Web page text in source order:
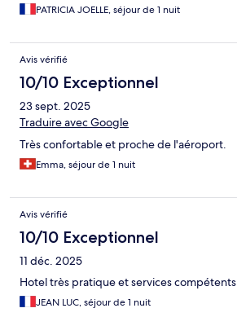
PATRICIA JOELLE, séjour de 1 nuit
Avis vérifié
10/10 Exceptionnel
23 sept. 2025
Traduire avec Google
Très confortable et proche de l'aéroport.
Emma, séjour de 1 nuit
Avis vérifié
10/10 Exceptionnel
11 déc. 2025
Hotel très pratique et services compétents
JEAN LUC, séjour de 1 nuit